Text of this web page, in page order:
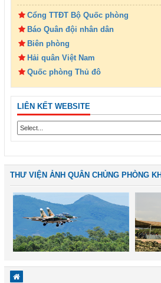
Cổng TTĐT Bộ Quốc phòng
Báo Quân đội nhân dân
Biên phòng
Hải quân Việt Nam
Quốc phòng Thủ đô
LIÊN KẾT WEBSITE
THƯ VIỆN ẢNH QUÂN CHỦNG PHÒNG